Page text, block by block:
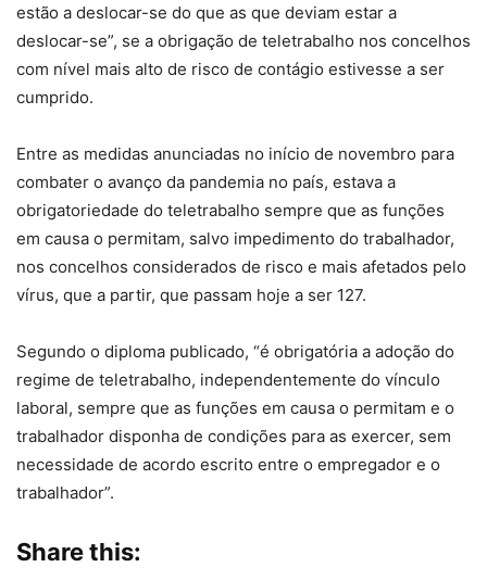
estão a deslocar-se do que as que deviam estar a
deslocar-se”, se a obrigação de teletrabalho nos concelhos
com nível mais alto de risco de contágio estivesse a ser
cumprido.
Entre as medidas anunciadas no início de novembro para
combater o avanço da pandemia no país, estava a
obrigatoriedade do teletrabalho sempre que as funções
em causa o permitam, salvo impedimento do trabalhador,
nos concelhos considerados de risco e mais afetados pelo
vírus, que a partir, que passam hoje a ser 127.
Segundo o diploma publicado, “é obrigatória a adoção do
regime de teletrabalho, independentemente do vínculo
laboral, sempre que as funções em causa o permitam e o
trabalhador disponha de condições para as exercer, sem
necessidade de acordo escrito entre o empregador e o
trabalhador”.
Share this: